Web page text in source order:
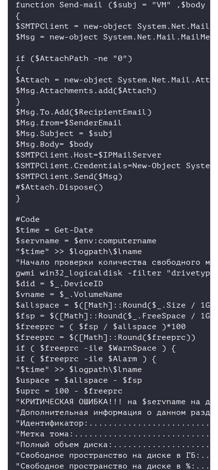
function Send-mail ($subj = "VM" ,$body
{
$SMTPClient = new-object
$Msg = new-object
if ($AttachPath -ne "0")
{
$Attach = new-object
$Msg.Attachments.add($Attach)
}
$Msg.To.Add($RecipientEmail)
$Msg.from=$SenderEmail
$Msg.Subject = $subj
$Msg.Body= $body
$SMTPClient.Host=$IPMailServer
$SMTPClient.Credentials=New-Object
$SMTPClient.Send($Msg)
#$Attach.Dispose()
}
#Code
$time = Get-Date
$servname = $env:computername
"$time" >> $logpath\$lname
"Начало проверки количества свободного
gwmi win32_logicaldisk -filter
$did = $_.DeviceID
$vname = $_.VolumeName
$allspace = $([Math]::Round($_.Size /
$fsp = $([Math]::Round($_.FreeSpace /
$freeprc = ( $fsp / $allspace )*100
$freeprc = $([Math]::Round($freeprc))
if ( $freeprc -ile $WarnSpace ) {
if ( $freeprc -ile $Alarm ) {
"$time" >> $logpath\$lname
$uspace = $allspace - $fsp
$uprc = 100 - $freeprc
"КРИТИЧЕСКАЯ ОШИБКА!!! на $servname на
"Дополнительная информация о данном
"Метка
"Полный объем
"Свободное пространство на диске в
"Свободное пространство на диске в